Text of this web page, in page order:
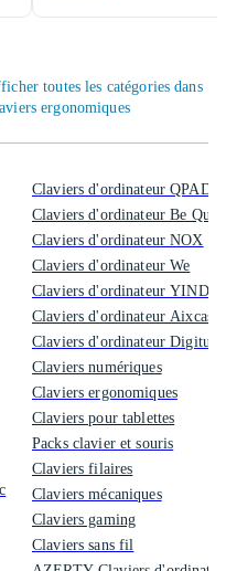
toutes les catégories dans
ergonomiques
Claviers d'ordinateur QPAD
Claviers d'ordinateur Be
Claviers d'ordinateur NOX
Claviers d'ordinateur We
Claviers d'ordinateur
Claviers d'ordinateur Aixcase
Claviers d'ordinateur Digitus
Claviers numériques
Claviers ergonomiques
Claviers pour tablettes
Packs clavier et souris
Claviers filaires
Claviers mécaniques
Claviers gaming
Claviers sans fil